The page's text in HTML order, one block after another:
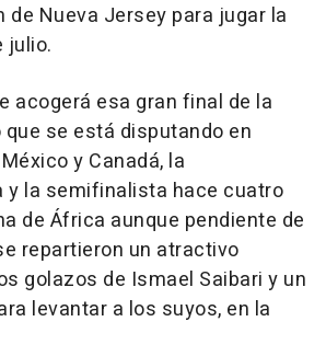
de Nueva Jersey para jugar la
julio.
acogerá esa gran final de la
que se está disputando en
y Canadá, la
y la semifinalista hace cuatro
de África aunque pendiente de
repartieron un atractivo
golazos de Ismael Saibari y un
levantar a los suyos, en la